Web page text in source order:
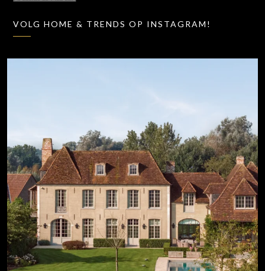
VOLG HOME & TRENDS OP INSTAGRAM!